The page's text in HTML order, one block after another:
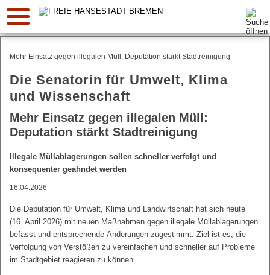
Suche:
Mehr Einsatz gegen illegalen Müll: Deputation stärkt Stadtreinigung
Die Senatorin für Umwelt, Klima
und Wissenschaft
Mehr Einsatz gegen illegalen Müll:
Deputation stärkt Stadtreinigung
Illegale Müllablagerungen sollen schneller verfolgt und
konsequenter geahndet werden
16.04.2026
Die Deputation für Umwelt, Klima und Landwirtschaft hat sich heute
(16. April 2026) mit neuen Maßnahmen gegen illegale Müllablagerungen
befasst und entsprechende Änderungen zugestimmt. Ziel ist es, die
Verfolgung von Verstößen zu vereinfachen und schneller auf Probleme
im Stadtgebiet reagieren zu können.